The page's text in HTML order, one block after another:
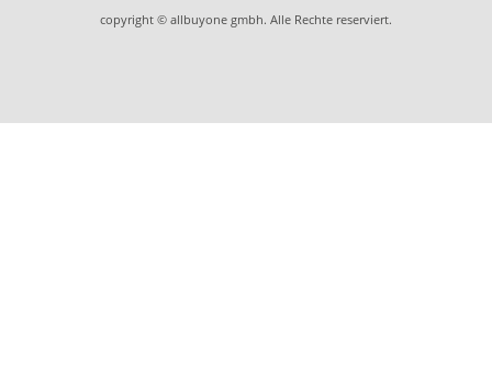
copyright © allbuyone gmbh. Alle Rechte reserviert.